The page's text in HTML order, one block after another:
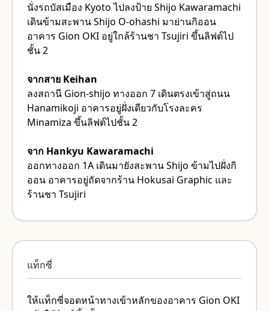
นั่งรถบัสเมือง Kyoto ไปลงป้าย Shijo Kawaramachi
เดินข้ามสะพาน Shijo O-ohashi มาย่านกิออน
อาคาร Gion OKI อยู่ใกล้ร้านชา Tsujiri ขึ้นลิฟต์ไป
ชั้น 2
จากสาย Keihan
ลงสถานี Gion-shijo ทางออก 7 เดินตรงเข้าสู่ถนน
Hanamikoji อาคารอยู่ฝั่งเดียวกับโรงละคร
Minamiza ขึ้นลิฟต์ไปชั้น 2
จาก Hankyu Kawaramachi
ออกทางออก 1A เดินมายังสะพาน Shijo ข้ามไปฝั่งกิ
ออน อาคารอยู่ถัดจากร้าน Hokusai Graphic และ
ร้านชา Tsujiri
แท็กซี่
ให้แท็กซี่จอดหน้าทางเข้าหลักของอาคาร Gion OKI